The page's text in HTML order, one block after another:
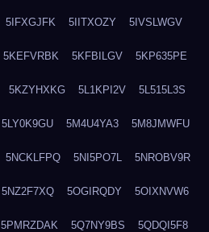
5IFXGJFK 5IITXOZY 5IVSLWGV
5KEFVRBK 5KFBILGV 5KP635PE
5KZYHXKG 5L1KPI2V 5L515L3S
5LY0K9GU 5M4U4YA3 5M8JMWFU
5NCKLFPQ 5NI5PO7L 5NROBV9R
5NZ2F7XQ 5OGIRQDY 5OIXNVW6
5PMRZDAK 5Q7NY9BS 5QDQI5F8